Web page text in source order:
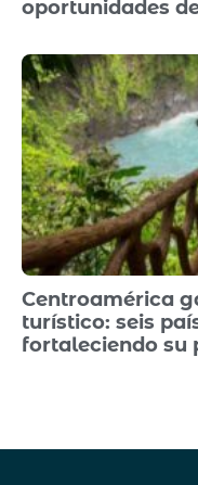
oportunidades
Centroamérica
turístico: seis
fortaleciendo su